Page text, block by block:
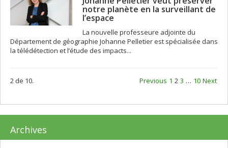
notre planète en la surveillant de
l’espace
La nouvelle professeure adjointe du
Département de géographie Johanne Pelletier est spécialisée dans
la télédétection et l’étude des impacts...
2 de 10. Previous 1 2 3 … 10 Next
Archives